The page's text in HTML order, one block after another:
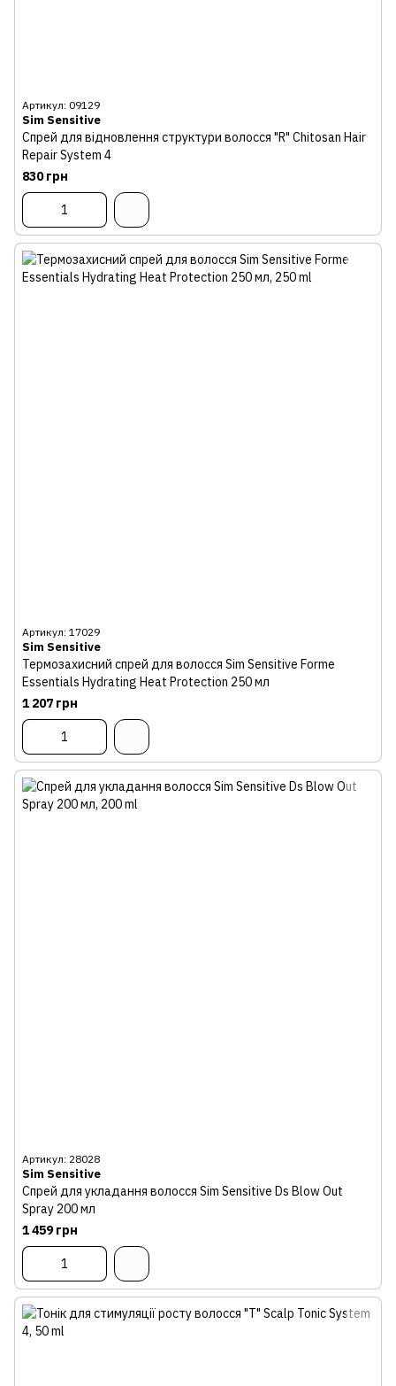
Артикул: 09129
Sim Sensitive
Спрей для відновлення структури волосся "R" Chitosan Hair
Repair System 4
830 грн
Артикул: 17029
Sim Sensitive
Термозахисний спрей для волосся Sim Sensitive Forme
Essentials Hydrating Heat Protection 250 мл
1 207 грн
Артикул: 28028
Sim Sensitive
Спрей для укладання волосся Sim Sensitive Ds Blow Out
Spray 200 мл
1 459 грн